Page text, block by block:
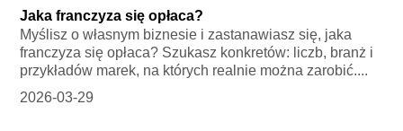
Jaka franczyza się opłaca?
Myślisz o własnym biznesie i zastanawiasz się, jaka
franczyza się opłaca? Szukasz konkretów: liczb, branż i
przykładów marek, na których realnie można zarobić....
2026-03-29